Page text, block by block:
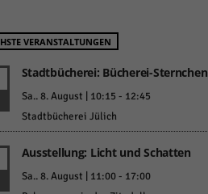
VERANSTALTUNGEN
Stadtbücherei: Bücherei-Sternchen
Sa.. 8. August | 10:15 - 12:45
Stadtbücherei Jülich
Ausstellung: Licht und Schatten
Sa.. 8. August | 11:00- 17:00
z.
Zurück